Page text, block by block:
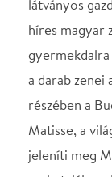
Koreográfus:
Zene: Dohnányi
gyermekdalra
Ez az előadás
könyve előtt,
ki. Ezt az
emlegetni, mert